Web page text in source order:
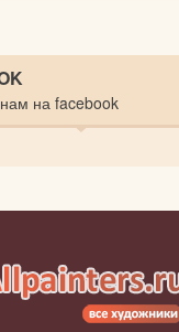
на facebook